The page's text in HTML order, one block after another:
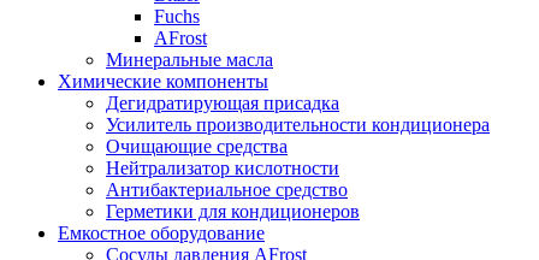
Fuchs
AFrost
Минеральные масла
Химические компоненты
Дегидратирующая присадка
Усилитель производительности кондиционера
Очищающие средства
Нейтрализатор кислотности
Антибактериальное средство
Герметики для кондиционеров
Емкостное оборудование
Сосуды давления AFrost